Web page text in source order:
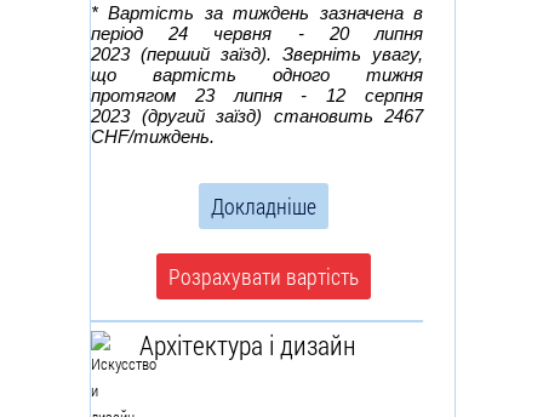
* Вартість за тиждень зазначена в
період 24 червня - 20 липня
2023 (перший заїзд). Зверніть увагу,
що вартість одного тижня
протягом 23 липня - 12 серпня
2023(другий заїзд) становить 2467
CHF/тиждень.
Докладніше
Розрахувати вартість
Архітектура і дизайн